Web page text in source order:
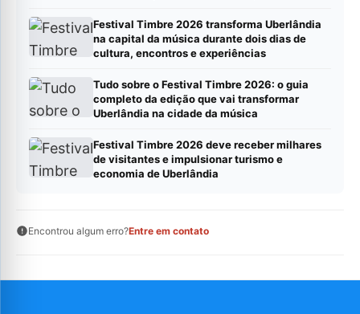
Festival Timbre 2026 transforma Uberlândia
na capital da música durante dois dias de
cultura, encontros e experiências
Tudo sobre o Festival Timbre 2026: o guia
completo da edição que vai transformar
Uberlândia na cidade da música
Festival Timbre 2026 deve receber milhares
de visitantes e impulsionar turismo e
economia de Uberlândia
Encontrou algum erro?Entre em contato